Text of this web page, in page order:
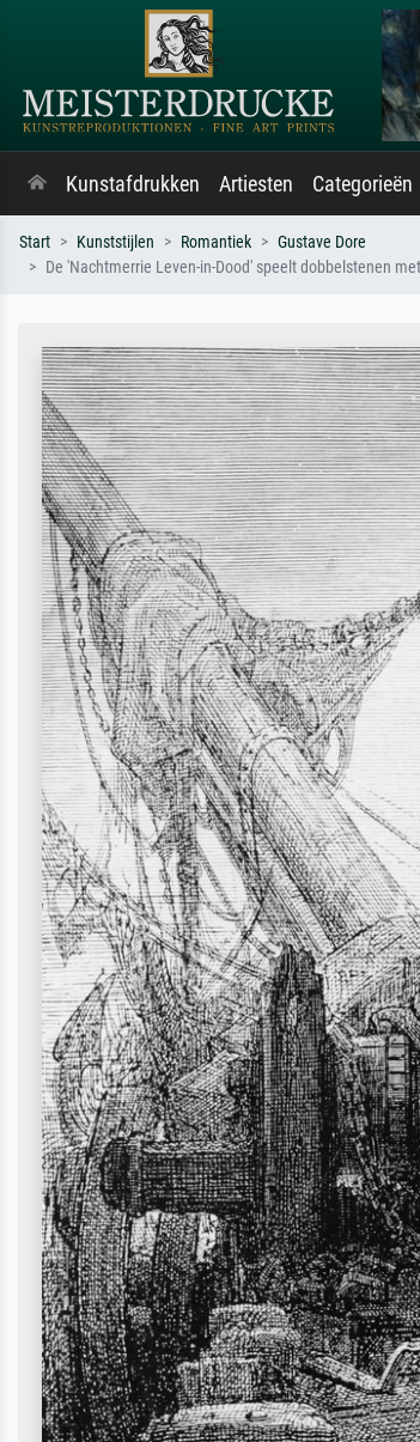
Kunstafdrukken Artiesten Categorieën
Start Kunststijlen Romantiek
Gustave Dore
De 'Nachtmerrie Leven-in-Dood' speelt dobbelstenen